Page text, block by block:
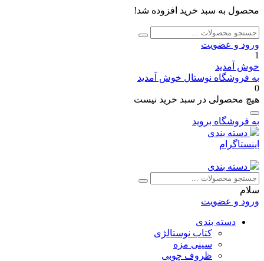
محصول به سبد خرید افزوده شد!
جستجو
برای:
جستجو
ورود و عضویت
1
خوش آمدید
به فروشگاه نوستال خوش آمدید
0
هیچ محصولی در سبد خرید نیست
به فروشگاه بروید
دسته بندی
اینستاگرام
دسته بندی
جستجو
برای:
جستجو
سلام
ورود و عضویت
دسته بندی
کتاب نوستالژی
سینی مزه
ظروف چوبی